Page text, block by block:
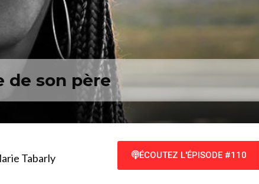
de son père
Tabarly ÉCOUTEZ L'ÉPISODE #110